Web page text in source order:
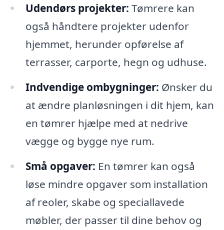
Udendørs projekter: Tømrere kan
også håndtere projekter udenfor
hjemmet, herunder opførelse af
terrasser, carporte, hegn og udhuse.
Indvendige ombygninger: Ønsker du
at ændre planløsningen i dit hjem, kan
en tømrer hjælpe med at nedrive
vægge og bygge nye rum.
Små opgaver: En tømrer kan også
løse mindre opgaver som installation
af reoler, skabe og speciallavede
møbler, der passer til dine behov og